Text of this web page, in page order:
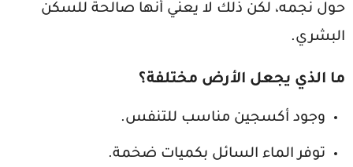
حول نجمه، لكن ذلك لا يعني أنها صالحة للسكن
البشري.
ما الذي يجعل الأرض مختلفة؟
وجود أكسجين مناسب للتنفس.
توفر الماء السائل بكميات ضخمة.